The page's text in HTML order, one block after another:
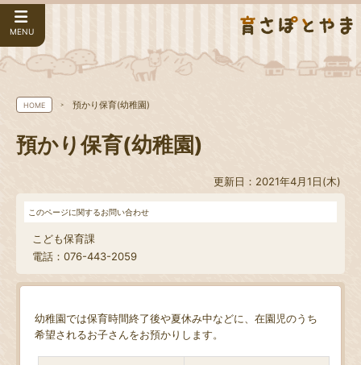
MENU
HOME 預かり保育(幼稚園)
預かり保育(幼稚園)
更新日：2021年4月1日(木)
このページに関するお問い合わせ
こども保育課
電話：076-443-2059
幼稚園では保育時間終了後や夏休み中などに、在園児のうち
希望されるお子さんをお預かりします。